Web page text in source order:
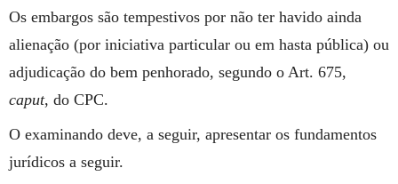
Os embargos são tempestivos por não ter havido ainda
alienação (por iniciativa particular ou em hasta pública) ou
adjudicação do bem penhorado, segundo o Art. 675,
caput, do CPC.
O examinando deve, a seguir, apresentar os fundamentos
jurídicos a seguir.